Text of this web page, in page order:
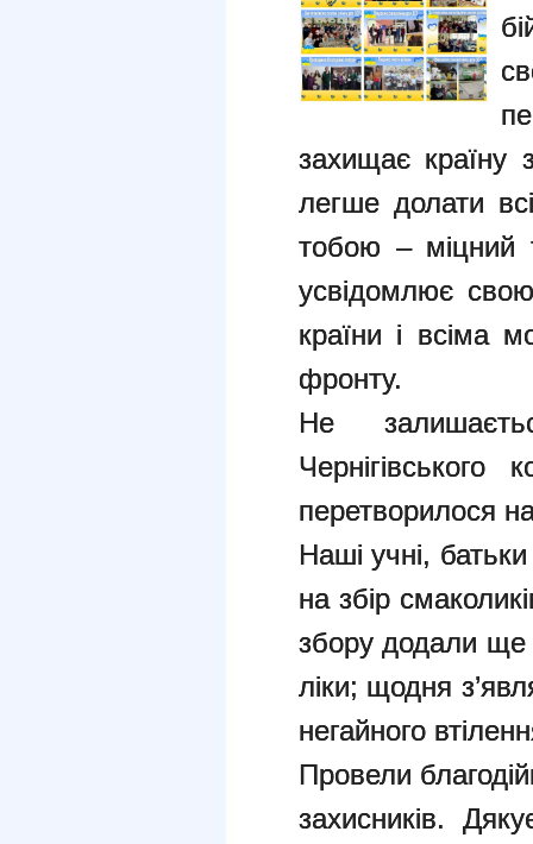
захищає країну
легше долати
тобою – міцний
усвідомлює
країни і всіма
фронту.
Не
перетворилося
Наші учні,
на збір
збору додали ще
ліки; щодня
негайного
Провели
захисників.